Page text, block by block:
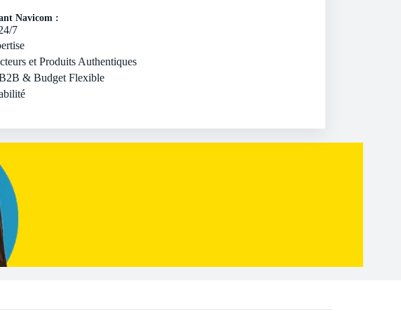
Navicom :
7
et Produits Authentiques
& Budget Flexible